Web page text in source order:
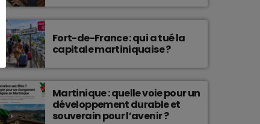
connu une telle histoire.
Fort-de-France : qui a tué la
capitale martiniquaise ?
Martinique : quelle voie pour un
développement durable et
souverain pour l’avenir ?